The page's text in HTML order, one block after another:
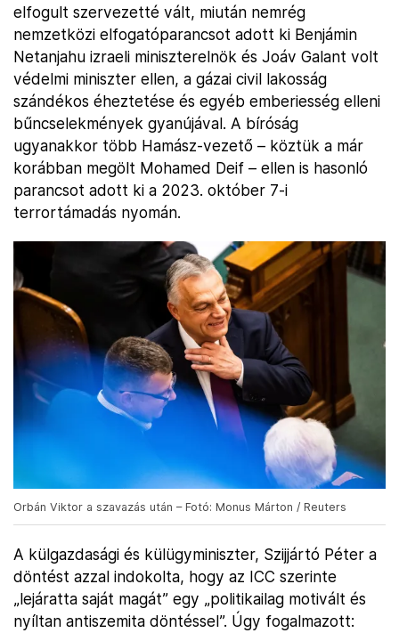
elfogult szervezetté vált, miután nemrég
nemzetközi elfogatóparancsot adott ki Benjámin
Netanjahu izraeli miniszterelnök és Joáv Galant volt
védelmi miniszter ellen, a gázai civil lakosság
szándékos éheztetése és egyéb emberiesség elleni
bűncselekmények gyanújával. A bíróság
ugyanakkor több Hamász-vezető – köztük a már
korábban megölt Mohamed Deif – ellen is hasonló
parancsot adott ki a 2023. október 7-i
terrortámadás nyomán.
Orbán Viktor a szavazás után – Fotó: Monus Márton / Reuters
A külgazdasági és külügyminiszter, Szijjártó Péter a
döntést azzal indokolta, hogy az ICC szerinte
„lejáratta saját magát” egy „politikailag motivált és
nyíltan antiszemita döntéssel”. Úgy fogalmazott: